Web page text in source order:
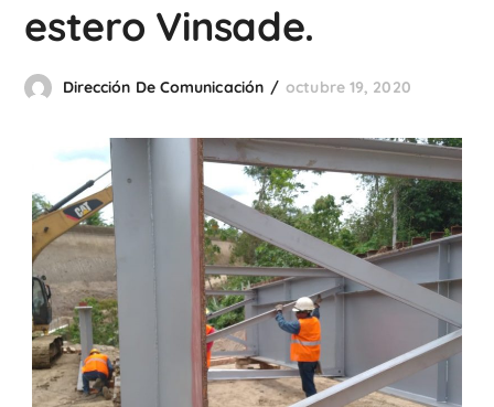
estero Vinsade.
Dirección De Comunicación octubre 19, 2020